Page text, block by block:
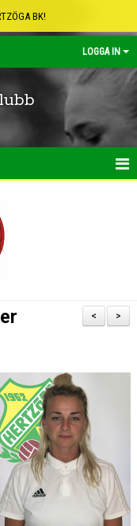
BK!
LOGGA IN
>
<